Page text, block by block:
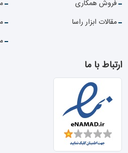
فروش همکاری
مقالات ابزار راسا
ارتباط با ما